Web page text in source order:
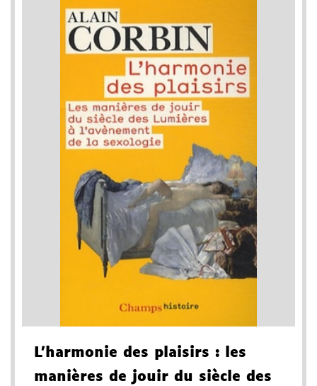
L'harmonie des plaisirs : les
manières de jouir du siècle des